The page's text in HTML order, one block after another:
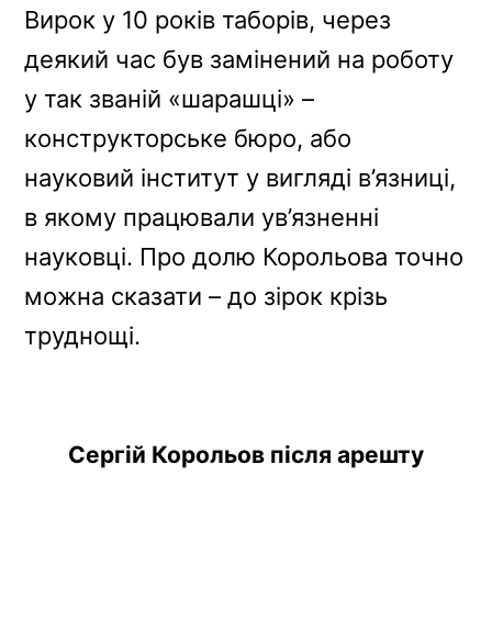
Вирок у 10 років таборів, через
деякий час був замінений на роботу
у так званій «шарашці» –
конструкторське бюро, або
науковий інститут у вигляді в’язниці,
в якому працювали ув’язненні
науковці. Про долю Корольова точно
можна сказати – до зірок крізь
труднощі.
Сергій Корольов після арешту